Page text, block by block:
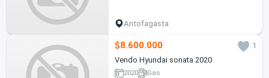
Antofagasta
$8.600.000
1
Vendo Hyundai sonata 2020
2020 Gas